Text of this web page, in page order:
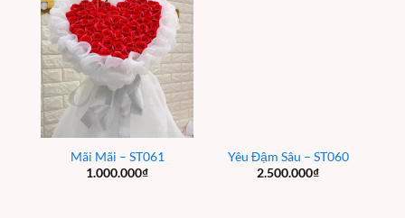
Mãi Mãi – ST061
1.000.000₫
Yêu Đậm Sâu – ST060
2.500.000₫